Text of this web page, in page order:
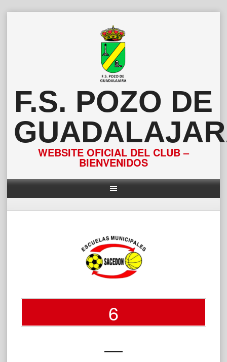
F.S. POZO DE
WEBSITE OFICIAL DEL CLUB –
BIENVENIDOS
6
—